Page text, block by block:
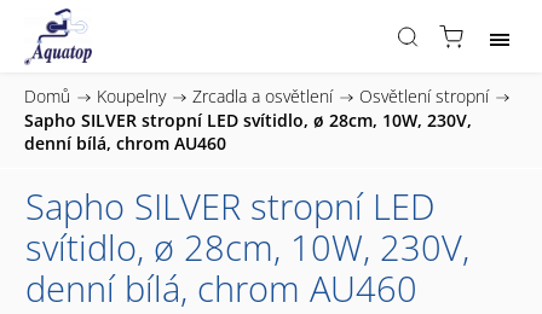
Domů / Koupelny / Zrcadla a osvětlení / Osvětlení stropní /
Sapho SILVER stropní LED svítidlo, ø 28cm, 10W, 230V,
denní bílá, chrom AU460
Sapho SILVER stropní LED
svítidlo, ø 28cm, 10W, 230V,
denní bílá, chrom AU460